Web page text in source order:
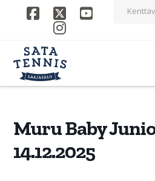
Facebook
X YouTube
Instagram
Muru Baby
14.12.2025